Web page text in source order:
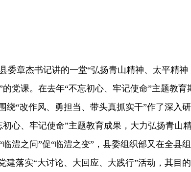
章杰书记讲的一堂“弘扬青山精神、太平精神
党课。在去年“不忘初心、牢记使命”主题教育
绕“改作风、勇担当、带头真抓实干”作了深入研
心、牢记使命”主题教育成果，大力弘扬青山
澧之问”促“临澧之变”，县委组织部又在全县组
建落实“大讨论、大回应、大践行”活动，其目的